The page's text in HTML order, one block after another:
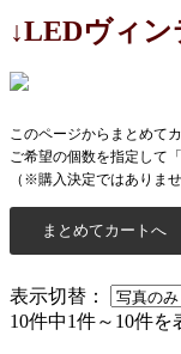
↓LEDヴィ
このページからまとめて
ご希望の個数を指定して
（※購入決定ではありま
表示切替：
10件中1件～10件を